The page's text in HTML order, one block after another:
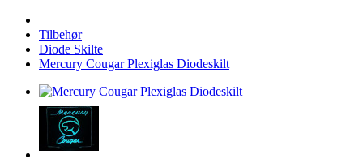
Tilbehør
Diode Skilte
Mercury Cougar Plexiglas Diodeskilt